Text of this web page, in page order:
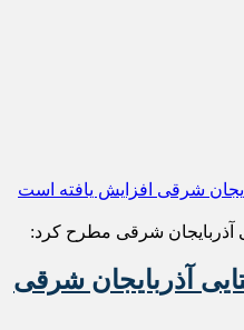
آذربایجان شرقی مطرح کرد:
آذربایجان شرقی